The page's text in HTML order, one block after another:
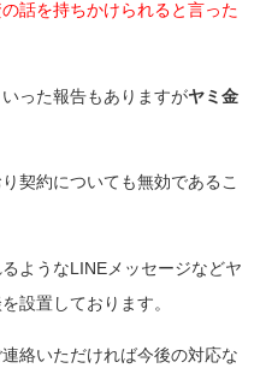
話を持ちかけられると言った
った報告もありますがヤミ金
契約についても無効であるこ
ようなLINEメッセージなどヤ
設置しております。
絡いただければ今後の対応な